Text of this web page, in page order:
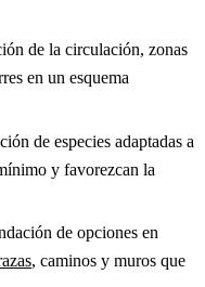
de la circulación, zonas
en un esquema
de especies adaptadas a
y favorezcan la
de opciones en
, caminos y muros que